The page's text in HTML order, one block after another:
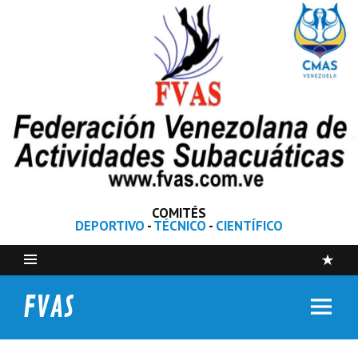
COMITÉS
DEPORTIVO -TÉCNICO - CIENTÍFICO
FVAS